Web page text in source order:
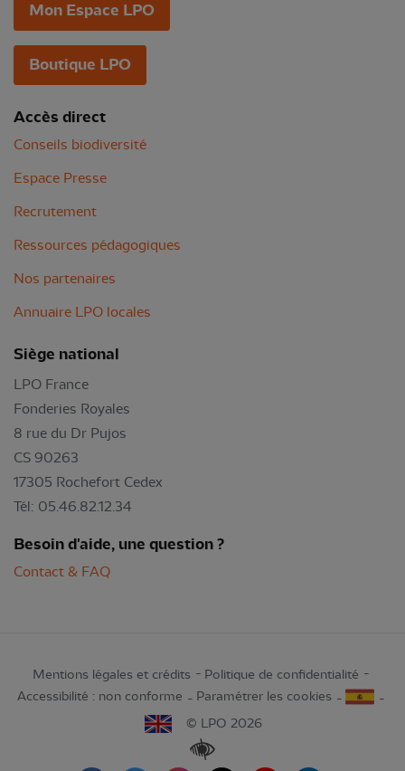
Mon Espace LPO
Boutique LPO
Accès direct
Conseils biodiversité
Espace Presse
Recrutement
Ressources pédagogiques
Nos partenaires
Annuaire LPO locales
Siège national
LPO France
Fonderies Royales
8 rue du Dr Pujos
CS 90263
17305 Rochefort Cedex
Tél: 05.46.82.12.34
Besoin d'aide, une question ?
Contact & FAQ
Mentions légales et crédits
Politique de confidentialité
Accessibilité : non conforme
Paramétrer les cookies
© LPO 2026
Renforcer les contrastes